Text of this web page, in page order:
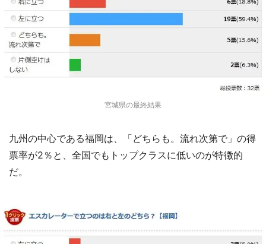
宮城県の最終結果
九州の中心である福岡は、「どちらも。流れ次第で」の得
票率が2％と、全国でもトップクラスに低いのが特徴的
だ。